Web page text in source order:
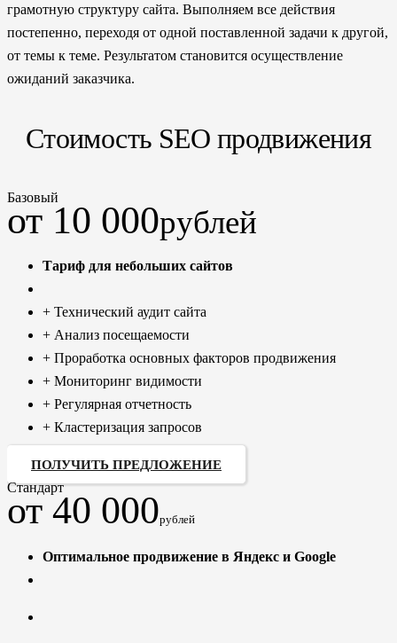
грамотную структуру сайта. Выполняем все действия
постепенно, переходя от одной поставленной задачи к другой,
от темы к теме. Результатом становится осуществление
ожиданий заказчика.
Стоимость SEO продвижения
Базовый
от 10 000рублей
Тариф для небольших сайтов
+ Технический аудит сайта
+ Анализ посещаемости
+ Проработка основных факторов продвижения
+ Мониторинг видимости
+ Регулярная отчетность
+ Кластеризация запросов
ПОЛУЧИТЬ ПРЕДЛОЖЕНИЕ
Стандарт
от 40 000рублей
Оптимальное продвижение в Яндекс и Google